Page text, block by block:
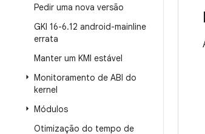
Pedir uma nova versão
GKI 16-6.12 android-mainline
errata
Manter um KMI estável
Monitoramento de ABI do
kernel
Módulos
Otimização do tempo de